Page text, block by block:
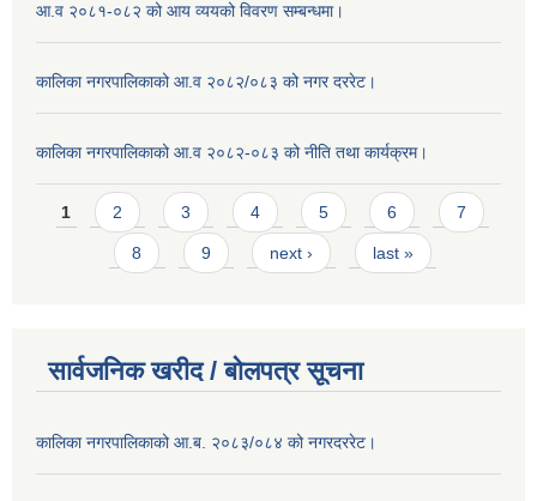
आ.व २०८१-०८२ को आय व्ययको विवरण सम्बन्धमा।
कालिका नगरपालिकाको आ.व २०८२/०८३ को नगर दररेट।
कालिका नगरपालिकाको आ.व २०८२-०८३ को नीति तथा कार्यक्रम।
Pages
1 2 3 4 5 6 7
8 9 next › last »
सार्वजनिक खरीद / बाेलपत्र सूचना
कालिका नगरपालिकाको आ.ब. २०८३/०८४ को नगरदररेट।